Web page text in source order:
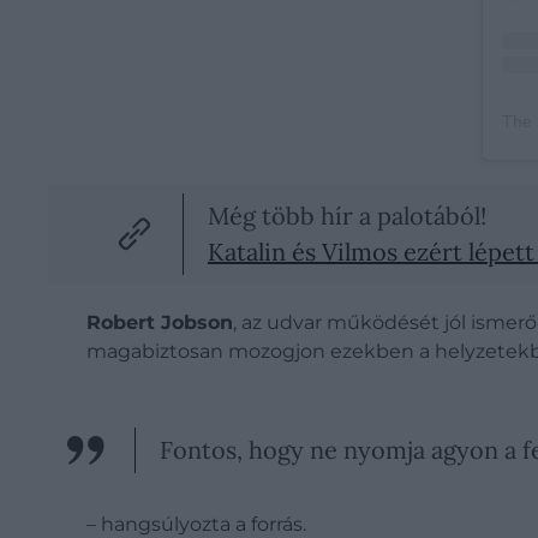
Még több hír a palotából!
Katalin és Vilmos ezért
Robert Jobson, az udvar működését jól
magabiztosan mozogjon ezekben a
Fontos, hogy ne nyomja agyon a
– hangsúlyozta a forrás.